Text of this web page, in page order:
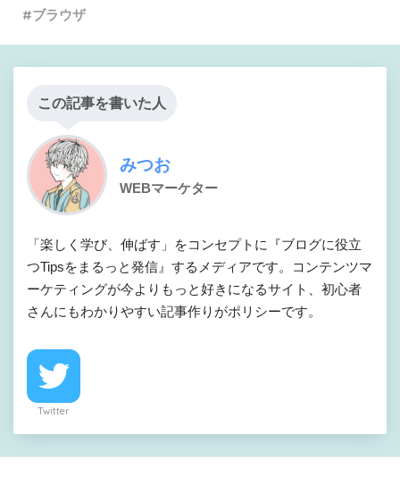
ブラウザ
この記事を書いた人
みつお
WEBマーケター
「楽しく学び、伸ばす」をコンセプトに『ブログに役立
つTipsをまるっと発信』するメディアです。コンテンツマ
ーケティングが今よりもっと好きになるサイト、初心者
さんにもわかりやすい記事作りがポリシーです。
Twitter